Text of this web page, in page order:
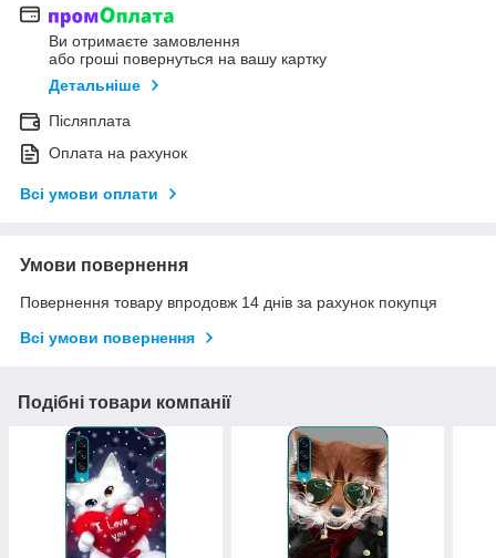
Ви отримаєте замовлення
або гроші повернуться на вашу картку
Детальніше
Післяплата
Оплата на рахунок
Всі умови оплати
Умови повернення
Повернення товару впродовж 14 днів за рахунок покупця
Всі умови повернення
Подібні товари компанії